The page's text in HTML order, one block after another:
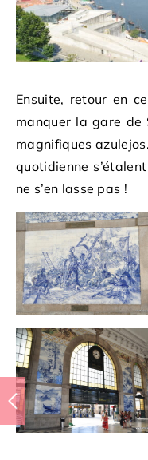
Ensuite, retour en
manquer la gare de
magnifiques
quotidienne
ne s’en lasse pas !